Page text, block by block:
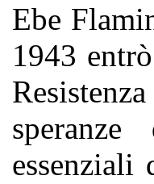
Ebe
1943